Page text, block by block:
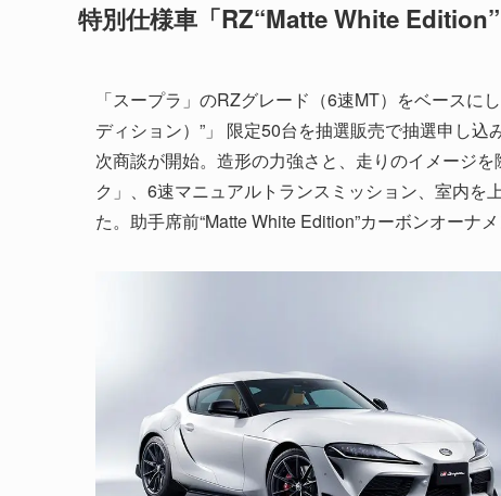
特別仕様車「RZ“Matte White
「スープラ」のRZグレード（6速MT）をベースに
ディション）”」 限定50台を抽選販売で抽選申し
次商談が開始。造形の力強さと、走りのイメージ
ク」、6速マニュアルトランスミッション、室内
た。助手席前“Matte White Edition”カーボンオーナ